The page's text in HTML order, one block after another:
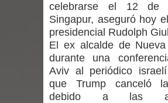
Mario Meza endurece
ministra de Salud por
Linares: “No dará la
Seremi de Desarrollo
celebrarse el 12 de
Singapur, aseguró hoy
presidencial Rudolph
El ex alcalde de
durante una
Aviv al periódico
que Trump canceló
debido a las